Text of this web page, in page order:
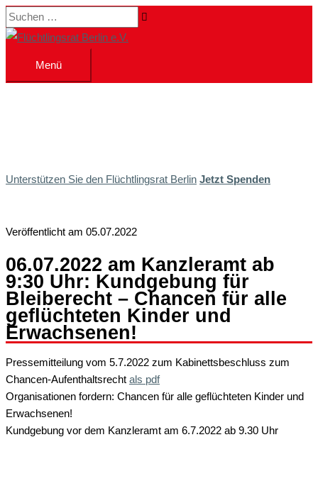
Zum
Inhalt
Suchen …
Menü
Menü
Unterstützen Sie den Flüchtlingsrat Berlin Jetzt Spenden
Veröffentlicht am 05.07.2022
06.07.2022 am Kanzleramt ab
9:30 Uhr: Kundgebung für
Bleiberecht – Chancen für alle
geflüchteten Kinder und
Erwachsenen!
Pressemitteilung vom 5.7.2022 zum Kabinettsbeschluss zum
Chancen-Aufenthaltsrecht als pdf
Organisationen fordern: Chancen für alle geflüchteten Kinder und
Erwachsenen!
Kundgebung vor dem Kanzleramt am 6.7.2022 ab 9.30 Uhr